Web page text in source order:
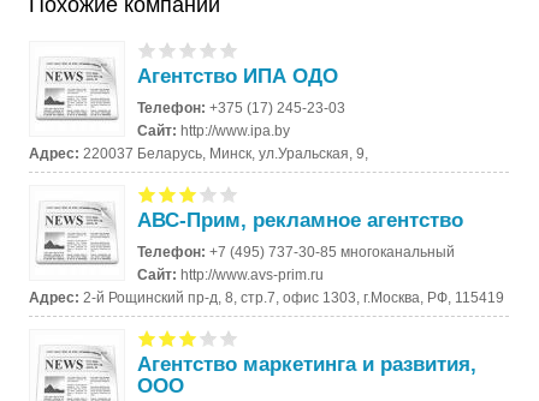
Агентство ИПА ОДО
Телефон:+375 (17) 245-23-03
Сайт:http://www.ipa.by
Адрес: 220037 Беларусь, Минск, ул.Уральская, 9,
АВС-Прим, рекламное агентство
Телефон:+7 (495) 737-30-85 многоканальный
Сайт:http://www.avs-prim.ru
Адрес: 2-й Рощинский пр-д, 8, стр.7, офис 1303, г.Москва, РФ, 115419
Агентство маркетинга и развития,
ООО